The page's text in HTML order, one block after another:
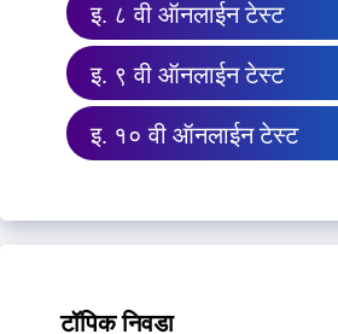
इ. ८ वी ऑनलाईन टेस्ट
इ. ९ वी ऑनलाईन टेस्ट
इ. १० वी ऑनलाईन टेस्ट
टॉपिक निवडा